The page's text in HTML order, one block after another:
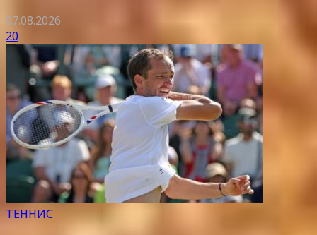
07.08.2026
20
ТЕННИС